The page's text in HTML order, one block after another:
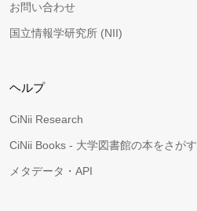
お問い合わせ
国立情報学研究所 (NII)
ヘルプ
CiNii Research
CiNii Books - 大学図書館の本をさがす
メタデータ・API